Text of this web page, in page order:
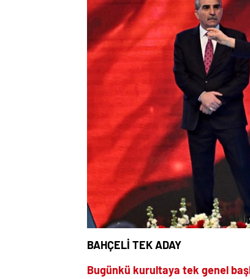
BAHÇELİ TEK ADAY
Bugünkü kurultaya tek genel